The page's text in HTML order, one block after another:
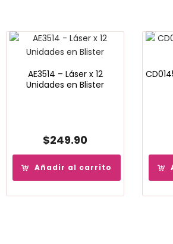
AE3514 – Láser x 12
Unidades en Blister
$249.90
Añadir al carrito